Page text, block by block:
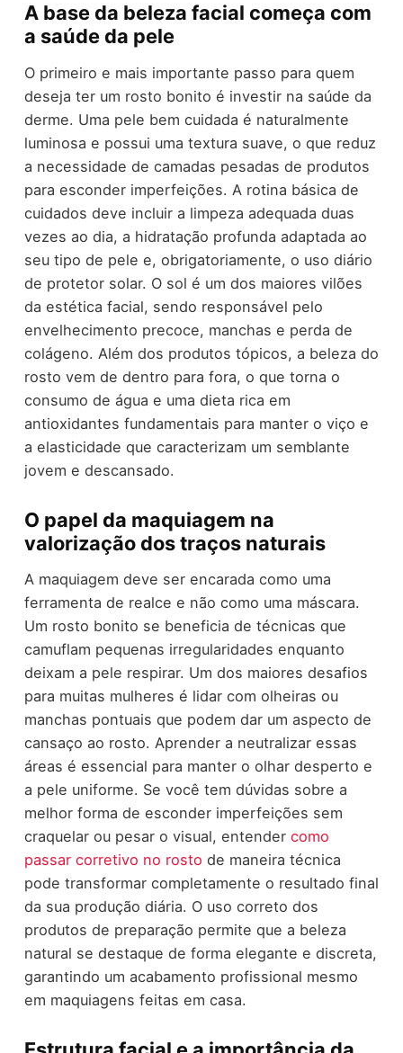
A base da beleza facial começa com
a saúde da pele
O primeiro e mais importante passo para quem
deseja ter um rosto bonito é investir na saúde da
derme. Uma pele bem cuidada é naturalmente
luminosa e possui uma textura suave, o que reduz
a necessidade de camadas pesadas de produtos
para esconder imperfeições. A rotina básica de
cuidados deve incluir a limpeza adequada duas
vezes ao dia, a hidratação profunda adaptada ao
seu tipo de pele e, obrigatoriamente, o uso diário
de protetor solar. O sol é um dos maiores vilões
da estética facial, sendo responsável pelo
envelhecimento precoce, manchas e perda de
colágeno. Além dos produtos tópicos, a beleza do
rosto vem de dentro para fora, o que torna o
consumo de água e uma dieta rica em
antioxidantes fundamentais para manter o viço e
a elasticidade que caracterizam um semblante
jovem e descansado.
O papel da maquiagem na
valorização dos traços naturais
A maquiagem deve ser encarada como uma
ferramenta de realce e não como uma máscara.
Um rosto bonito se beneficia de técnicas que
camuflam pequenas irregularidades enquanto
deixam a pele respirar. Um dos maiores desafios
para muitas mulheres é lidar com olheiras ou
manchas pontuais que podem dar um aspecto de
cansaço ao rosto. Aprender a neutralizar essas
áreas é essencial para manter o olhar desperto e
a pele uniforme. Se você tem dúvidas sobre a
melhor forma de esconder imperfeições sem
craquelar ou pesar o visual, entender como
passar corretivo no rosto de maneira técnica
pode transformar completamente o resultado final
da sua produção diária. O uso correto dos
produtos de preparação permite que a beleza
natural se destaque de forma elegante e discreta,
garantindo um acabamento profissional mesmo
em maquiagens feitas em casa.